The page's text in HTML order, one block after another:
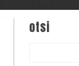
otsi